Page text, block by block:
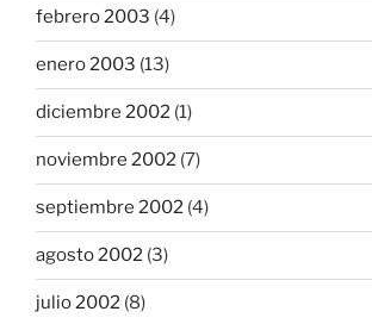
febrero 2003 (4)
enero 2003 (13)
diciembre 2002 (1)
noviembre 2002 (7)
septiembre 2002 (4)
agosto 2002 (3)
julio 2002 (8)